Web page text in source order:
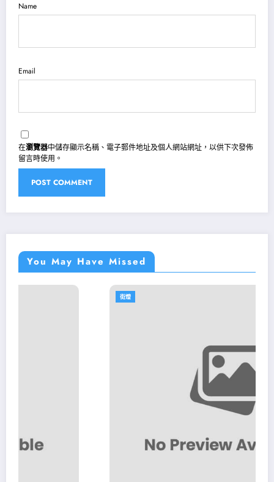
Name
Email
在瀏覽器中儲存顯示名稱、電子郵件地址及個人網站網址，以供下次發佈
留言時使用。
You May Have Missed